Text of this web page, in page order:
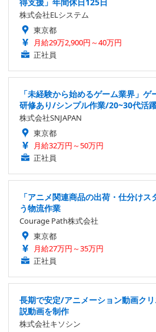
株式会社ELシステム
東京都
月給29万2,900円～40万円
正社員
「未経験から始めるゲーム業界」
研修あり/シンプル作業/20~30代活
株式会社SNJAPAN
東京都
月給32万円～50万円
正社員
「アニメ関連商品の出荷・仕分け
う物流作業
Courage Path株式会社
東京都
月給27万円～35万円
正社員
長期で安定/アニメーション動画ク
説動画を制作
株式会社キソシン